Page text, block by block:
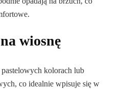
wiosnę
kolorach lub
co idealnie wpisuje się w